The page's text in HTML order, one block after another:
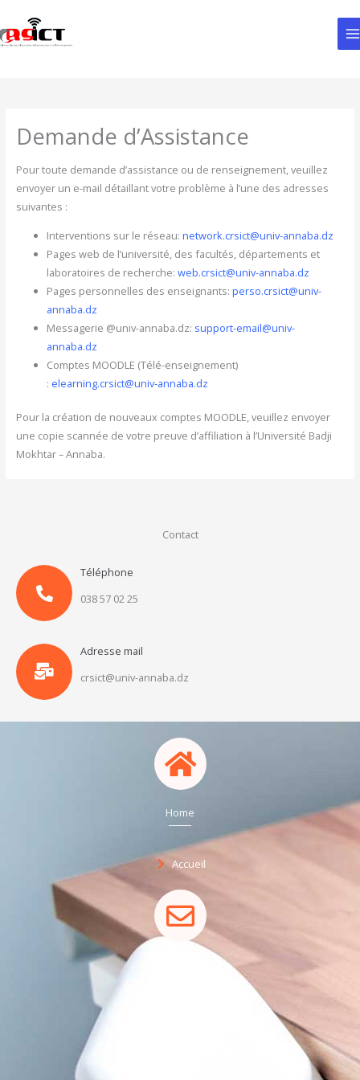
au
contenu
Demande d’Assistance
Pour toute demande d’assistance ou de renseignement, veuillez
envoyer un e-mail détaillant votre problème à l’une des adresses
suivantes :
Interventions sur le réseau: network.crsict@univ-annaba.dz
Pages web de l’université, des facultés, départements et
laboratoires de recherche: web.crsict@univ-annaba.dz
Pages personnelles des enseignants: perso.crsict@univ-
annaba.dz
Messagerie @univ-annaba.dz: support-email@univ-
annaba.dz
Comptes MOODLE (Télé-enseignement)
: elearning.crsict@univ-annaba.dz
Pour la création de nouveaux comptes MOODLE, veuillez envoyer
une copie scannée de votre preuve d’affiliation à l’Université Badji
Mokhtar – Annaba.
Contact
Téléphone
038 57 02 25
Adresse mail
crsict@univ-annaba.dz
Home
Accueil